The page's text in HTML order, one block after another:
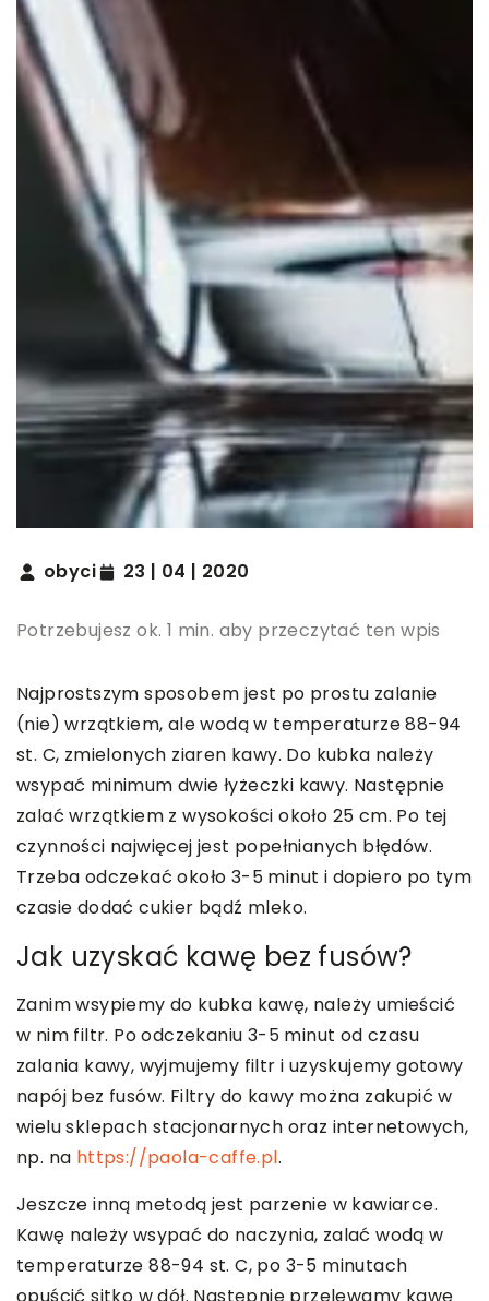
obyci 23 | 04 | 2020
Potrzebujesz ok. 1 min. aby przeczytać ten wpis
Najprostszym sposobem jest po prostu zalanie
(nie) wrzątkiem, ale wodą w temperaturze 88-94
st. C, zmielonych ziaren kawy. Do kubka należy
wsypać minimum dwie łyżeczki kawy. Następnie
zalać wrzątkiem z wysokości około 25 cm. Po tej
czynności najwięcej jest popełnianych błędów.
Trzeba odczekać około 3-5 minut i dopiero po tym
czasie dodać cukier bądź mleko.
Jak uzyskać kawę bez fusów?
Zanim wsypiemy do kubka kawę, należy umieścić
w nim filtr. Po odczekaniu 3-5 minut od czasu
zalania kawy, wyjmujemy filtr i uzyskujemy gotowy
napój bez fusów. Filtry do kawy można zakupić w
wielu sklepach stacjonarnych oraz internetowych,
np. na https://paola-caffe.pl.
Jeszcze inną metodą jest parzenie w kawiarce.
Kawę należy wsypać do naczynia, zalać wodą w
temperaturze 88-94 st. C, po 3-5 minutach